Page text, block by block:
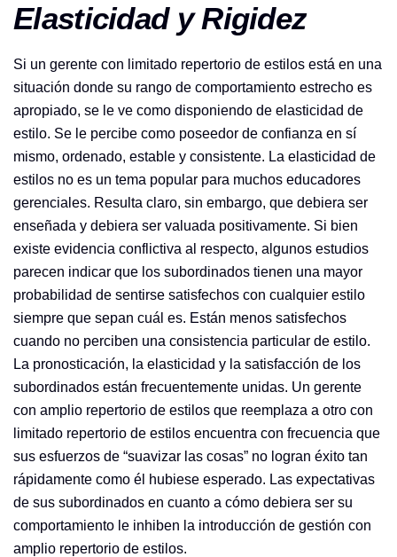
Elasticidad y Rigidez
Si un gerente con limitado repertorio de estilos está en una
situación donde su rango de comportamiento estrecho es
apropiado, se le ve como disponiendo de elasticidad de
estilo. Se le percibe como poseedor de confianza en sí
mismo, ordenado, estable y consistente. La elasticidad de
estilos no es un tema popular para muchos educadores
gerenciales. Resulta claro, sin embargo, que debiera ser
enseñada y debiera ser valuada positivamente. Si bien
existe evidencia conflictiva al respecto, algunos estudios
parecen indicar que los subordinados tienen una mayor
probabilidad de sentirse satisfechos con cualquier estilo
siempre que sepan cuál es. Están menos satisfechos
cuando no perciben una consistencia particular de estilo.
La pronosticación, la elasticidad y la satisfacción de los
subordinados están frecuentemente unidas. Un gerente
con amplio repertorio de estilos que reemplaza a otro con
limitado repertorio de estilos encuentra con frecuencia que
sus esfuerzos de “suavizar las cosas” no logran éxito tan
rápidamente como él hubiese esperado. Las expectativas
de sus subordinados en cuanto a cómo debiera ser su
comportamiento le inhiben la introducción de gestión con
amplio repertorio de estilos.